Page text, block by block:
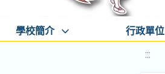
學校簡介 行政單位
:::